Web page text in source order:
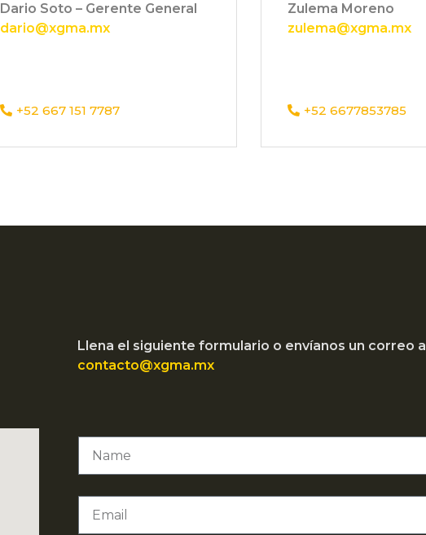
Dario Soto – Gerente General
dario@xgma.mx
+52 667 151 7787
Zulema Moreno
zulema@xgma.mx
+52 6677853785
Llena el siguiente formulario o envíanos un correo a
contacto@xgma.mx